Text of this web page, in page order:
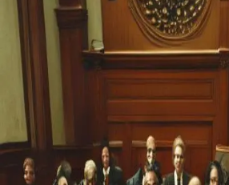
Opening https://ademilsoncs.adv.br/